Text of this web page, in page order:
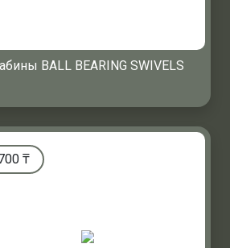
BALL BEARING SWIVELS
₸